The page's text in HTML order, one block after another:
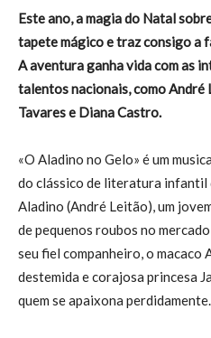
Este ano, a magia do Natal
tapete mágico e traz consigo a
A aventura ganha vida com as
talentos nacionais, como André
Tavares e Diana Castro.
«O Aladino no Gelo» é um
do clássico de literatura infantil
Aladino (André Leitão), um
de pequenos roubos no
seu fiel companheiro, o macaco
destemida e corajosa princesa
quem se apaixona perdidamente.